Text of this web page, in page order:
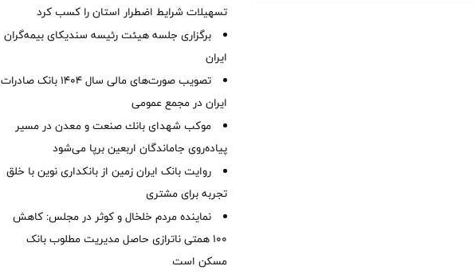
تسهیلات شرایط اضطرار استان را كسب كرد
برگزاری جلسه هیئت رئیسه سندیکای بیمه‌گران
ایران
تصویب صورت‌های مالی سال ۱۴۰۴ بانک صادرات
ایران در مجمع عمومی
موكب شهدای بانك صنعت و معدن در مسیر
پیاده‌روی جاماندگان اربعین برپا می‌شود
روایت بانک ایران زمین از بانکداری نوین با خلق
تجربه برای مشتری
نماینده مردم خلخال و کوثر در مجلس: کاهش
۱۰۰ همتی ناترازی حاصل مدیریت مطلوب بانک
مسکن است